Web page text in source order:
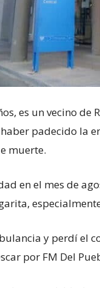
es un vecino de
padecido la
muerte.
en el mes de
y perdí el
por FM Del